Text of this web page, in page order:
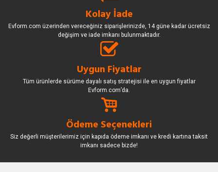
Kolay İade
Evform.com üzerinden vereceğiniz siparişlerinizde, 14 güne kadar ücretsiz
değişim ve iade imkanı bulunmaktadır.
Uygun Fiyatlar
Tüm ürünlerde sürüme dayalı satış stratejisi ile en uygun fiyatlar
Evform.com’da.
Ödeme Seçenekleri
Siz değerli müşterilerimiz için kapıda ödeme imkanı ve kredi kartına taksit
imkanı sadece bizde!